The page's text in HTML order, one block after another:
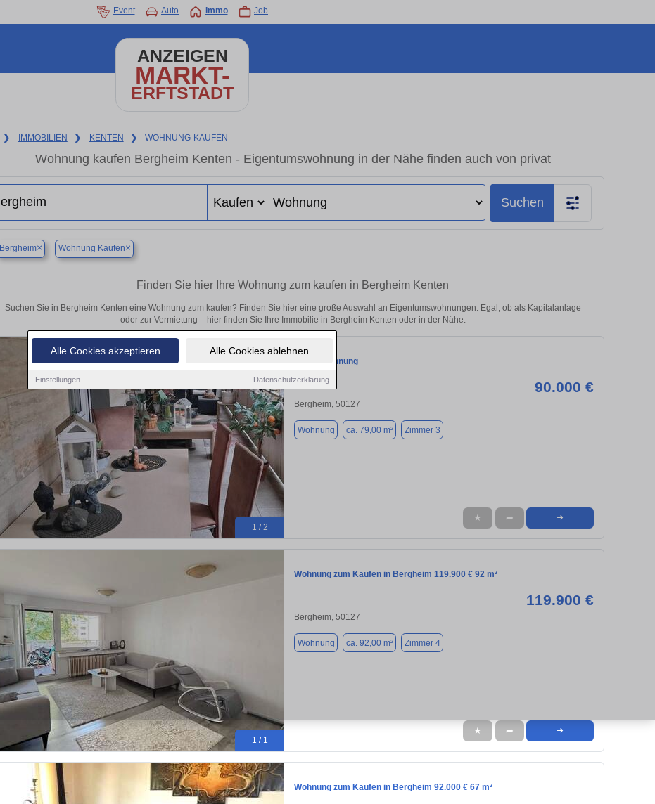
Alle Cookies akzeptieren Alle Cookies ablehnen
Einstellungen Datenschutzerklärung
Event Auto Immo Job
ANZEIGEN
MARKT-
ERFTSTADT
❯ IMMOBILIEN ❯ KENTEN ❯ WOHNUNG-KAUFEN
Wohnung kaufen Bergheim Kenten - Eigentumswohnung in der Nähe finden auch von privat
Suchen
Bergheim× Wohnung Kaufen×
Finden Sie hier Ihre Wohnung zum kaufen in Bergheim Kenten
Suchen Sie in Bergheim Kenten eine Wohnung zum kaufen? Finden Sie hier eine große Auswahl an Eigentumswohnungen. Egal, ob als Kapitalanlage
oder zur Vermietung – hier finden Sie Ihre Immobilie in Bergheim Kenten oder in der Nähe.
1 / 2
Etagenwohnung
90.000 €
Bergheim, 50127
Wohnung ca. 79,00 m² Zimmer 3
★ ➦ ➜
1 / 1
Wohnung zum Kaufen in Bergheim 119.900 € 92 m²
119.900 €
Bergheim, 50127
Wohnung ca. 92,00 m² Zimmer 4
★ ➦ ➜
Wohnung zum Kaufen in Bergheim 92.000 € 67 m²